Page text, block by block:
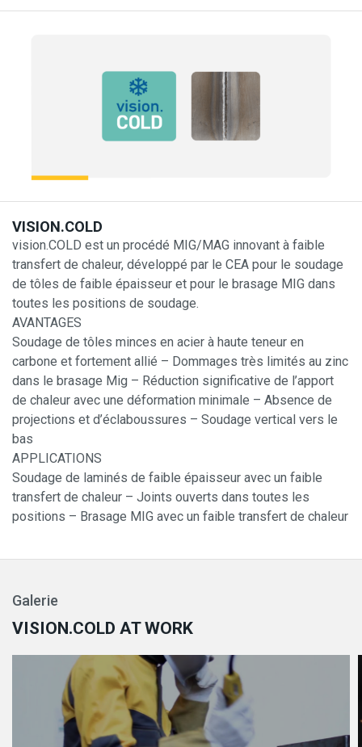
VISION.COLD
vision.COLD est un procédé MIG/MAG innovant à faible
transfert de chaleur, développé par le CEA pour le soudage
de tôles de faible épaisseur et pour le brasage MIG dans
toutes les positions de soudage.
AVANTAGES
Soudage de tôles minces en acier à haute teneur en
carbone et fortement allié – Dommages très limités au zinc
dans le brasage Mig – Réduction significative de l’apport
de chaleur avec une déformation minimale – Absence de
projections et d’éclaboussures – Soudage vertical vers le
bas
APPLICATIONS
Soudage de laminés de faible épaisseur avec un faible
transfert de chaleur – Joints ouverts dans toutes les
positions – Brasage MIG avec un faible transfert de chaleur
Galerie
VISION.COLD AT WORK